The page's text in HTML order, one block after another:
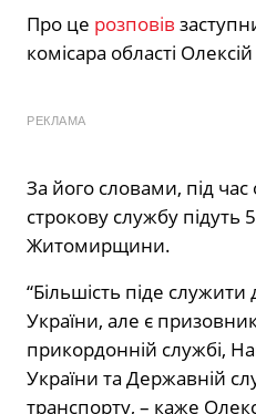
Про це розповів
комісара області
РЕКЛАМА
За його словами, під
строкову службу підуть
Житомирщини.
“Більшість піде
України, але є
прикордонній службі,
України та Державній
транспорту, – каже